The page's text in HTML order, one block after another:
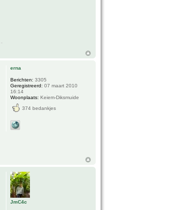
erna
Berichten: 3305
Geregistreerd: 07 maart 2010
16:14
Woonplaats: Keiem-Diksmuide
374 bedankjes
JmC4c